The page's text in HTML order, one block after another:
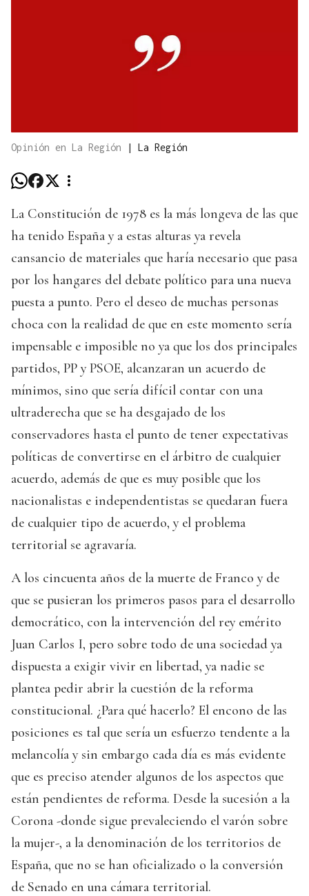
Opinión en La Región | La Región
La Constitución de 1978 es la más longeva de las que
ha tenido España y a estas alturas ya revela
cansancio de materiales que haría necesario que pasa
por los hangares del debate político para una nueva
puesta a punto. Pero el deseo de muchas personas
choca con la realidad de que en este momento sería
impensable e imposible no ya que los dos principales
partidos, PP y PSOE, alcanzaran un acuerdo de
mínimos, sino que sería difícil contar con una
ultraderecha que se ha desgajado de los
conservadores hasta el punto de tener expectativas
políticas de convertirse en el árbitro de cualquier
acuerdo, además de que es muy posible que los
nacionalistas e independentistas se quedaran fuera
de cualquier tipo de acuerdo, y el problema
territorial se agravaría.
A los cincuenta años de la muerte de Franco y de
que se pusieran los primeros pasos para el desarrollo
democrático, con la intervención del rey emérito
Juan Carlos I, pero sobre todo de una sociedad ya
dispuesta a exigir vivir en libertad, ya nadie se
plantea pedir abrir la cuestión de la reforma
constitucional. ¿Para qué hacerlo? El encono de las
posiciones es tal que sería un esfuerzo tendente a la
melancolía y sin embargo cada día es más evidente
que es preciso atender algunos de los aspectos que
están pendientes de reforma. Desde la sucesión a la
Corona -donde sigue prevaleciendo el varón sobre
la mujer-, a la denominación de los territorios de
España, que no se han oficializado o la conversión
de Senado en una cámara territorial.